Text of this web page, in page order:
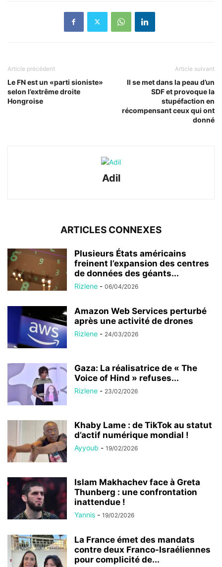
Article précédent
Le FN est un «parti sioniste»
selon l’extrême droite
Hongroise
Article suivant
Il se met dans la peau d’un
SDF et provoque la
stupéfaction en
récompensant ceux qui ont
donné
Adil
ARTICLES CONNEXES
Plusieurs États américains
freinent l’expansion des centres
de données des géants...
Rizlene - 06/04/2026
Amazon Web Services perturbé
après une activité de drones
Rizlene - 24/03/2026
Gaza: La réalisatrice de « The
Voice of Hind » refuses...
Rizlene - 23/02/2026
Khaby Lame : de TikTok au statut
d’actif numérique mondial !
Ayyoub - 19/02/2026
Islam Makhachev face à Greta
Thunberg : une confrontation
inattendue !
Yannis - 19/02/2026
La France émet des mandats
contre deux Franco-Israéliennes
pour complicité de...